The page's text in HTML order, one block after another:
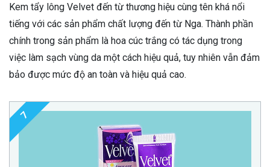
Kem tẩy lông Velvet đến từ thương hiệu cùng tên khá nổi
tiếng với các sản phẩm chất lượng đến từ Nga. Thành phần
chính trong sản phẩm là hoa cúc trắng có tác dụng trong
việc làm sạch vùng da một cách hiệu quả, tuy nhiên vẫn đảm
bảo được mức độ an toàn và hiệu quả cao.
7